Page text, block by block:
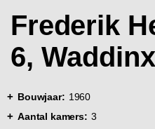
Frederik
6,
Bouwjaar: 1960
Aantal kamers: 3